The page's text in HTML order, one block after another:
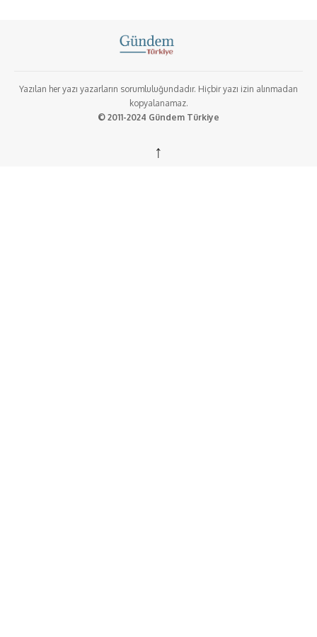
Yazılan her yazı yazarların sorumluluğundadır. Hiçbir yazı izin alınmadan
kopyalanamaz.
© 2011-2024 Gündem Türkiye
↑